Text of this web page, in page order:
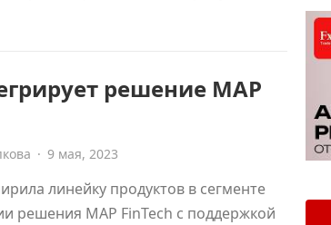
решение MAP
· 9 мая, 2023
линейку продуктов в сегменте
решения MAP FinTech с поддержкой